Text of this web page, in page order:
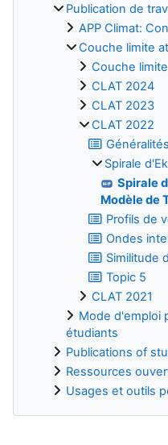
Publication de
APP Climat:
Couche limite
Couche
CLAT 2024
CLAT 2023
CLAT 2022
Généralités
Spirale
Spirale
Modèle de
Profils de
Ondes
Similitude
Topic 5
CLAT 2021
Mode d'emploi
étudiants
Publications of
Ressources
Usages et outils